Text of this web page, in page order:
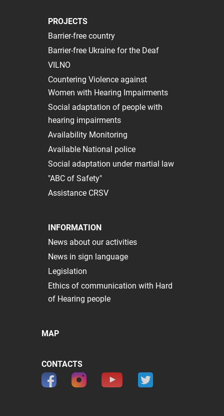
PROJECTS
Barrier-free country
Barrier-free Ukraine for the Deaf
VILNO
Сountering Violence against
Women with Hearing Impairments
Social adaptation of people with
hearing impairments
Availability Monitoring
Available National police
Social adaptation under martial law
"ABC of Safety"
Assistance CRSV
INFORMATION
News about our activities
News in sign language
Legislation
Ethics of communication with Hard
of Hearing people
MAP
CONTACTS